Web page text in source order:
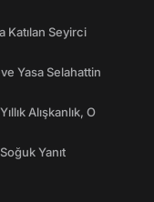
Katılan Seyirci
Yasa Selahattin
Alışkanlık, O
Yanıt